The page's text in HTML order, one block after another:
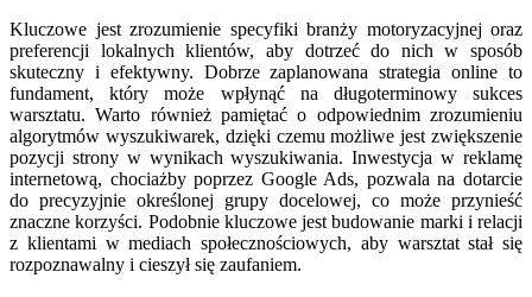
Kluczowe jest zrozumienie specyfiki branży motoryzacyjnej oraz
preferencji lokalnych klientów, aby dotrzeć do nich w sposób
skuteczny i efektywny. Dobrze zaplanowana strategia online to
fundament, który może wpłynąć na długoterminowy sukces
warsztatu. Warto również pamiętać o odpowiednim zrozumieniu
algorytmów wyszukiwarek, dzięki czemu możliwe jest zwiększenie
pozycji strony w wynikach wyszukiwania. Inwestycja w reklamę
internetową, chociażby poprzez Google Ads, pozwala na dotarcie
do precyzyjnie określonej grupy docelowej, co może przynieść
znaczne korzyści. Podobnie kluczowe jest budowanie marki i relacji
z klientami w mediach społecznościowych, aby warsztat stał się
rozpoznawalny i cieszył się zaufaniem.